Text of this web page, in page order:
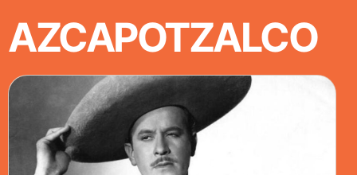
AZCAPOTZALCO